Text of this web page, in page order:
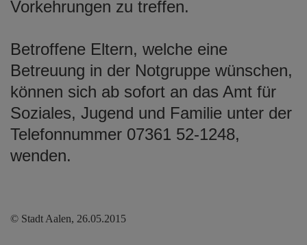
Vorkehrungen zu treffen.
Betroffene Eltern, welche eine
Betreuung in der Notgruppe wünschen,
können sich ab sofort an das Amt für
Soziales, Jugend und Familie unter der
Telefonnummer 07361 52-1248,
wenden.
© Stadt Aalen, 26.05.2015